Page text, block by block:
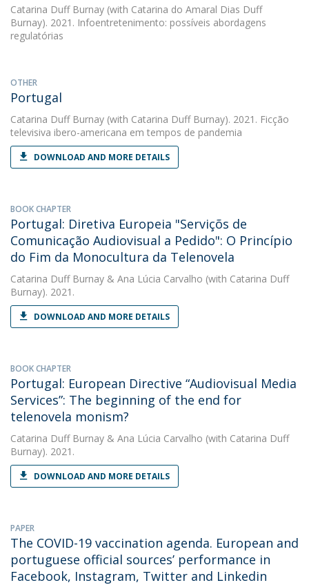
Catarina Duff Burnay (with Catarina do Amaral Dias Duff
Burnay). 2021. Infoentretenimento: possíveis abordagens
regulatórias
OTHER
Portugal
Catarina Duff Burnay (with Catarina Duff Burnay). 2021. Ficção
televisiva ibero-americana em tempos de pandemia
DOWNLOAD AND MORE DETAILS
BOOK CHAPTER
Portugal: Diretiva Europeia "Serviçõs de
Comunicação Audiovisual a Pedido": O Princípio
do Fim da Monocultura da Telenovela
Catarina Duff Burnay & Ana Lúcia Carvalho (with Catarina Duff
Burnay). 2021.
DOWNLOAD AND MORE DETAILS
BOOK CHAPTER
Portugal: European Directive “Audiovisual Media
Services”: The beginning of the end for
telenovela monism?
Catarina Duff Burnay & Ana Lúcia Carvalho (with Catarina Duff
Burnay). 2021.
DOWNLOAD AND MORE DETAILS
PAPER
The COVID-19 vaccination agenda. European and
portuguese official sources’ performance in
Facebook, Instagram, Twitter and Linkedin